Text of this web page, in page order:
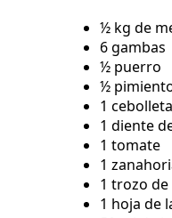
½ kg de
6 gambas
½ puerro
½
1 cebolleta
1 diente
1 tomate
1
1 trozo de
1 hoja de